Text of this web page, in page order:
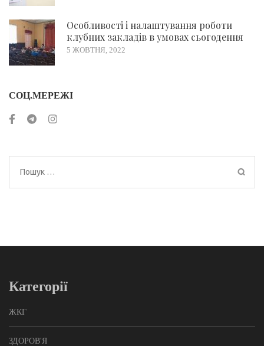
Особливості і налаштування роботи
клубних закладів в умовах сьогодення
5 ЖОВТНЯ, 2022
СОЦ.МЕРЕЖІ
Пошук:
Категорії
ЖКГ
ЗДОРОВ'Я